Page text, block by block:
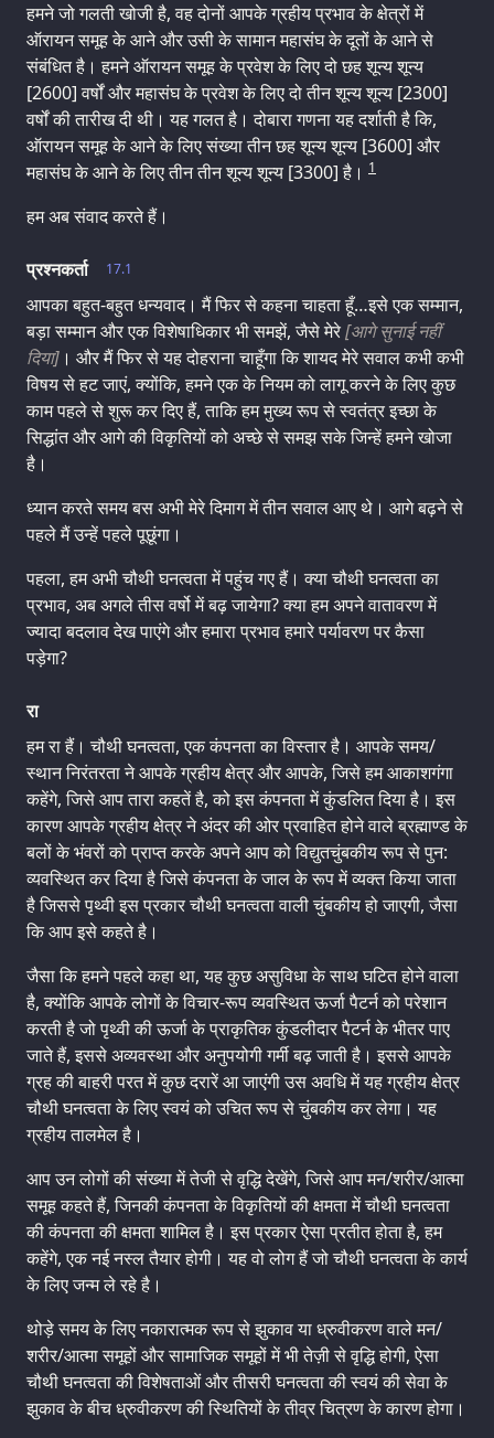
हमने जो गलती खोजी है, वह दोनों आपके ग्रहीय प्रभाव के क्षेत्रों में
ऑरायन समूह के आने और उसी के सामान महासंघ के दूतों के आने से
संबंधित है। हमने ऑरायन समूह के प्रवेश के लिए दो छह शून्य शून्य
[2600] वर्षों और महासंघ के प्रवेश के लिए दो तीन शून्य शून्य [2300]
वर्षों की तारीख दी थी। यह गलत है। दोबारा गणना यह दर्शाती है कि,
ऑरायन समूह के आने के लिए संख्या तीन छह शून्य शून्य [3600] और
महासंघ के आने के लिए तीन तीन शून्य शून्य [3300] है। 1
हम अब संवाद करते हैं।
17.1
प्रश्नकर्ता
आपका बहुत-बहुत धन्यवाद। मैं फिर से कहना चाहता हूँ…इसे एक सम्मान,
बड़ा सम्मान और एक विशेषाधिकार भी समझें, जैसे मेरे[आगे सुनाई नहीं
दिया] । और मैं फिर से यह दोहराना चाहूँगा कि शायद मेरे सवाल कभी कभी
विषय से हट जाएं, क्योंकि, हमने एक के नियम को लागू करने के लिए कुछ
काम पहले से शुरू कर दिए हैं, ताकि हम मुख्य रूप से स्वतंत्र इच्छा के
सिद्धांत और आगे की विकृतियों को अच्छे से समझ सके जिन्हें हमने खोजा
है।
ध्यान करते समय बस अभी मेरे दिमाग में तीन सवाल आए थे। आगे बढ़ने से
पहले मैं उन्हें पहले पूछूंगा।
पहला, हम अभी चौथी घनत्वता में पहुंच गए हैं। क्या चौथी घनत्वता का
प्रभाव, अब अगले तीस वर्षो में बढ़ जायेगा? क्या हम अपने वातावरण में
ज्यादा बदलाव देख पाएंगे और हमारा प्रभाव हमारे पर्यावरण पर कैसा
पड़ेगा?
रा
हम रा हैं। चौथी घनत्वता, एक कंपनता का विस्तार है। आपके समय/
स्थान निरंतरता ने आपके ग्रहीय क्षेत्र और आपके, जिसे हम आकाशगंगा
कहेंगे, जिसे आप तारा कहतें है, को इस कंपनता में कुंडलित दिया है। इस
कारण आपके ग्रहीय क्षेत्र ने अंदर की ओर प्रवाहित होने वाले ब्रह्माण्ड के
बलों के भंवरों को प्राप्त करके अपने आप को विद्युतचुंबकीय रूप से पुन:
व्यवस्थित कर दिया है जिसे कंपनता के जाल के रूप में व्यक्त किया जाता
है जिससे पृथ्वी इस प्रकार चौथी घनत्वता वाली चुंबकीय हो जाएगी, जैसा
कि आप इसे कहते है।
जैसा कि हमने पहले कहा था, यह कुछ असुविधा के साथ घटित होने वाला
है, क्योंकि आपके लोगों के विचार-रूप व्यवस्थित ऊर्जा पैटर्न को परेशान
करती है जो पृथ्वी की ऊर्जा के प्राकृतिक कुंडलीदार पैटर्न के भीतर पाए
जाते हैं, इससे अव्यवस्था और अनुपयोगी गर्मी बढ़ जाती है। इससे आपके
ग्रह की बाहरी परत में कुछ दरारें आ जाएंगी उस अवधि में यह ग्रहीय क्षेत्र
चौथी घनत्वता के लिए स्वयं को उचित रूप से चुंबकीय कर लेगा। यह
ग्रहीय तालमेल है।
आप उन लोगों की संख्या में तेजी से वृद्धि देखेंगे, जिसे आप मन/शरीर/आत्मा
समूह कहते हैं, जिनकी कंपनता के विकृतियों की क्षमता में चौथी घनत्वता
की कंपनता की क्षमता शामिल है। इस प्रकार ऐसा प्रतीत होता है, हम
कहेंगे, एक नई नस्ल तैयार होगी। यह वो लोग हैं जो चौथी घनत्वता के कार्य
के लिए जन्म ले रहे है।
थोड़े समय के लिए नकारात्मक रूप से झुकाव या ध्रुवीकरण वाले मन/
शरीर/आत्मा समूहों और सामाजिक समूहों में भी तेज़ी से वृद्धि होगी, ऐसा
चौथी घनत्वता की विशेषताओं और तीसरी घनत्वता की स्वयं की सेवा के
झुकाव के बीच ध्रुवीकरण की स्थितियों के तीव्र चित्रण के कारण होगा।